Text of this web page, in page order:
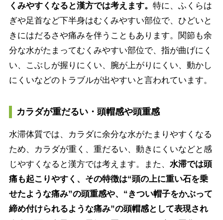
くみやすくなると漢方では考えます。 特に、ふくらは
ぎや足首など下半身はむくみやすい部位で、ひどいと
きにはだるさや痛みを伴うこともあります。関節も余
分な水がたまってむくみやすい部位で、指が曲げにく
い、こぶしが握りにくい、腕が上がりにくい、動かし
にくいなどのトラブルが出やすいと言われています。
カラダが重だるい・頭帽感や頭重感
水滞体質では、カラダに余分な水がたまりやすくなる
ため、カラダが重く、重だるい、動きにくいなどと感
じやすくなると漢方では考えます。また、 水滞では頭
痛も起こりやすく、その特徴は“頭の上に重い石を乗
せたような痛み”の頭重感や、“きつい帽子をかぶって
締め付けられるような痛み”の頭帽感として表現され